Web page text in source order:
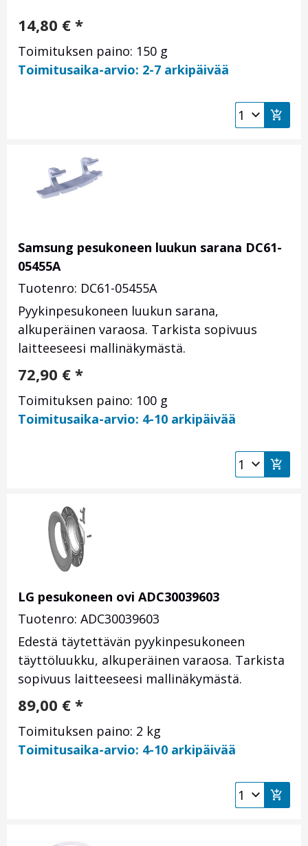
14,80 € *
Toimituksen paino: 150 g
Toimitusaika-arvio: 2-7 arkipäivää
Samsung pesukoneen luukun sarana DC61-
05455A
Tuotenro: DC61-05455A
Pyykinpesukoneen luukun sarana,
alkuperäinen varaosa. Tarkista sopivuus
laitteeseesi mallinäkymästä.
72,90 € *
Toimituksen paino: 100 g
Toimitusaika-arvio: 4-10 arkipäivää
LG pesukoneen ovi ADC30039603
Tuotenro: ADC30039603
Edestä täytettävän pyykinpesukoneen
täyttöluukku, alkuperäinen varaosa. Tarkista
sopivuus laitteeseesi mallinäkymästä.
89,00 € *
Toimituksen paino: 2 kg
Toimitusaika-arvio: 4-10 arkipäivää